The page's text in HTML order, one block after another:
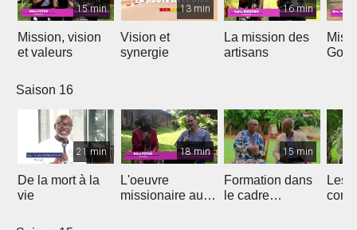
15 min
Mission, vision
et valeurs
13 min
Vision et
synergie
16 min
La mission des
artisans
Saison 16
21 min
De la mort à la
vie
18 min
L'oeuvre
missionaire au
15 min
Formation dans
le cadre
Les